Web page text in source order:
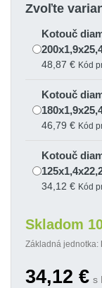
Zvoľte
Kotouč
48,87 € Kód
Kotouč
46,79 € Kód
Kotouč
34,12 € Kód
Kotouč
56,13 €Kód
Skladom
Základná jednotka:
34,12 € s